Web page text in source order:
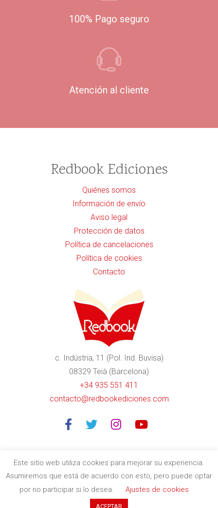
100% Pago seguro
Atención al cliente
Redbook Ediciones
Quiénes somos
Información de envío
Aviso legal
Protección de datos
Política de cancelaciones
Política de cookies
Contacto
c. Indústria, 11 (Pol. Ind. Buvisa)
08329 Teià (Barcelona)
+34 935 551 411
contacto@redbookediciones.com
Editorial especializada en libros divulgativos de calidad en
Barcelona| Copyright © 2020Redbook Edicionesbyitres.cat
Este sitio web utiliza cookies para mejorar su experiencia.
Asumiremos que está de acuerdo con esto, pero puede optar
por no participar si lo desea.
Ajustes de cookies
ACEPTAR